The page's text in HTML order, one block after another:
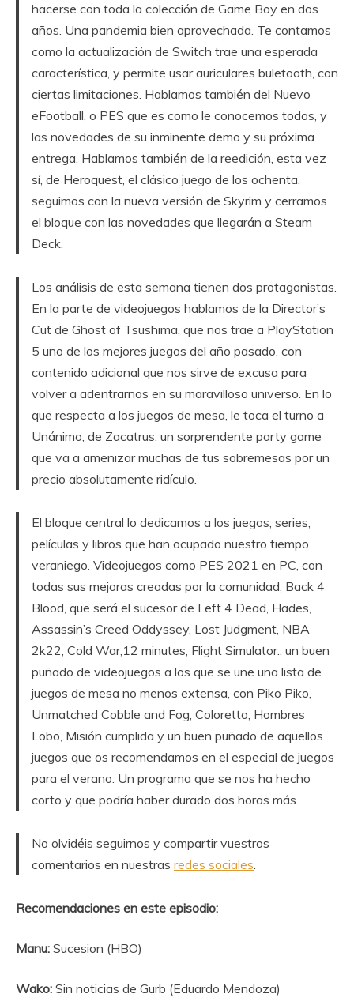
hacerse con toda la colección de Game Boy en dos
años. Una pandemia bien aprovechada. Te contamos
como la actualización de Switch trae una esperada
característica, y permite usar auriculares buletooth, con
ciertas limitaciones. Hablamos también del Nuevo
eFootball, o PES que es como le conocemos todos, y
las novedades de su inminente demo y su próxima
entrega. Hablamos también de la reedición, esta vez
sí, de Heroquest, el clásico juego de los ochenta,
seguimos con la nueva versión de Skyrim y cerramos
el bloque con las novedades que llegarán a Steam
Deck.
Los análisis de esta semana tienen dos protagonistas.
En la parte de videojuegos hablamos de la Director’s
Cut de Ghost of Tsushima, que nos trae a PlayStation
5 uno de los mejores juegos del año pasado, con
contenido adicional que nos sirve de excusa para
volver a adentrarnos en su maravilloso universo. En lo
que respecta a los juegos de mesa, le toca el turno a
Unánimo, de Zacatrus, un sorprendente party game
que va a amenizar muchas de tus sobremesas por un
precio absolutamente ridículo.
El bloque central lo dedicamos a los juegos, series,
películas y libros que han ocupado nuestro tiempo
veraniego. Videojuegos como PES 2021 en PC, con
todas sus mejoras creadas por la comunidad, Back 4
Blood, que será el sucesor de Left 4 Dead, Hades,
Assassin’s Creed Oddyssey, Lost Judgment, NBA
2k22, Cold War,12 minutes, Flight Simulator.. un buen
puñado de videojuegos a los que se une una lista de
juegos de mesa no menos extensa, con Piko Piko,
Unmatched Cobble and Fog, Coloretto, Hombres
Lobo, Misión cumplida y un buen puñado de aquellos
juegos que os recomendamos en el especial de juegos
para el verano. Un programa que se nos ha hecho
corto y que podría haber durado dos horas más.
No olvidéis seguirnos y compartir vuestros
comentarios en nuestras redes sociales.
Recomendaciones en este episodio:
Manu: Sucesion (HBO)
Wako: Sin noticias de Gurb (Eduardo Mendoza)